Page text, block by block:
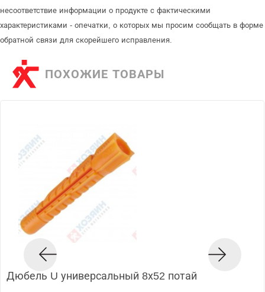
несоответствие информации о продукте с фактическими
характеристиками - опечатки, о которых мы просим сообщать в форме
обратной связи для скорейшего исправления.
ПОХОЖИЕ ТОВАРЫ
Дюбель U универсальный 8х52 потай